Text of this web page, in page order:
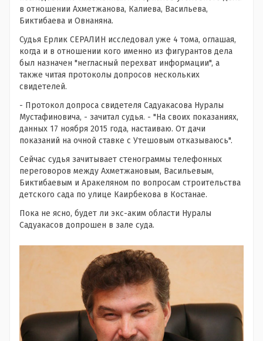
в отношении Ахметжанова, Калиева, Васильева,
Биктибаева и Овнаняна.
Судья Ерлик СЕРАЛИН исследовал уже 4 тома, оглашая,
когда и в отношении кого именно из фигурантов дела
был назначен "негласный перехват информации", а
также читая протоколы допросов нескольких
свидетелей.
- Протокол допроса свидетеля Садуакасова Нуралы
Мустафиновича, - зачитал судья. - "На своих показаниях,
данных 17 ноября 2015 года, настаиваю. От дачи
показаний на очной ставке с Утешовым отказываюсь".
Сейчас судья зачитывает стенограммы телефонных
переговоров между Ахметжановым, Васильевым,
Биктибаевым и Аракеляном по вопросам строительства
детского сада по улице Каирбекова в Костанае.
Пока не ясно, будет ли экс-аким области Нуралы
Садуакасов допрошен в зале суда.